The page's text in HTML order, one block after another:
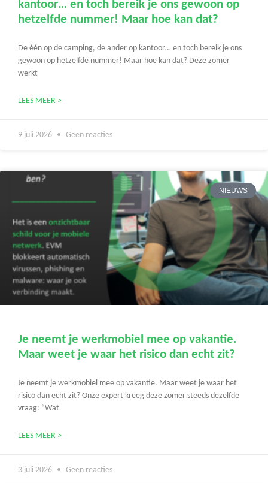
kantoor… en toch bereik je ons gewoon op
hetzelfde nummer! Maar hoe kan dat?
De één op de camping, de ander op kantoor… en toch bereik je ons
gewoon op hetzelfde nummer! Maar hoe kan dat? Deze zomer
werkt
LEES MEER >
9 juli 2026 Geen reacties
NIEUWS
Je neemt je werkmobiel mee op vakantie.
Maar weet je waar het risico dan echt zit?
Je neemt je werkmobiel mee op vakantie. Maar weet je waar het
risico dan echt zit? Onze expert kreeg deze zomer steeds dezelfde
vraag: “Wat
LEES MEER >
3 juli 2026 Geen reacties